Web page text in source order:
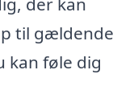
til gældende
kan føle dig